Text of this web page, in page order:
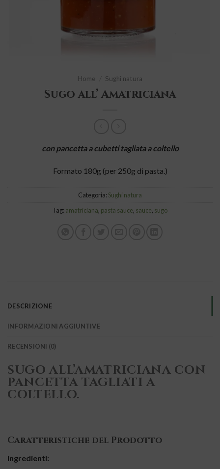
Home Sughi natura
Sugo all’ Amatriciana
con pancetta a cubetti tagliata a coltello
Formato 180g (per 250g di pasta.)
Categoria: Sughi natura
Tag: amatriciana, pasta sauce, sauce, sugo
DESCRIZIONE
INFORMAZIONI AGGIUNTIVE
RECENSIONI (0)
SUGO ALL’AMATRICIANA CON
PANCETTA TAGLIATI A
COLTELLO.
Caratteristiche del Prodotto
Ingredienti: